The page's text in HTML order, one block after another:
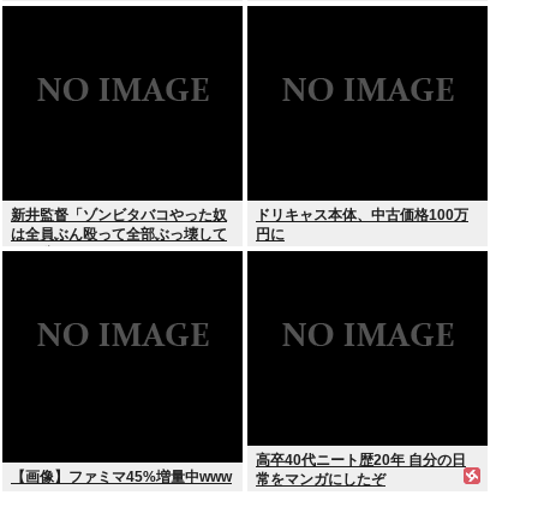
新井監督「ゾンビタバコやった奴
は全員ぶん殴って全部ぶっ壊して
から辞めたい」
ドリキャス本体、中古価格100万
円に
【画像】ファミマ45%増量中www
高卒40代ニート歴20年 自分の日
常をマンガにしたぞ